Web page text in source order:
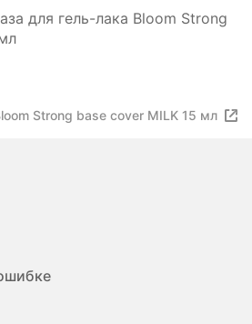
для гель-лака Bloom Strong
Strong base cover MILK 15 мл